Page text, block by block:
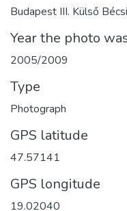
Budapest III. Külső
Year the photo
2005/2009
Type
Photograph
GPS latitude
47.57141
GPS longitude
19.02040